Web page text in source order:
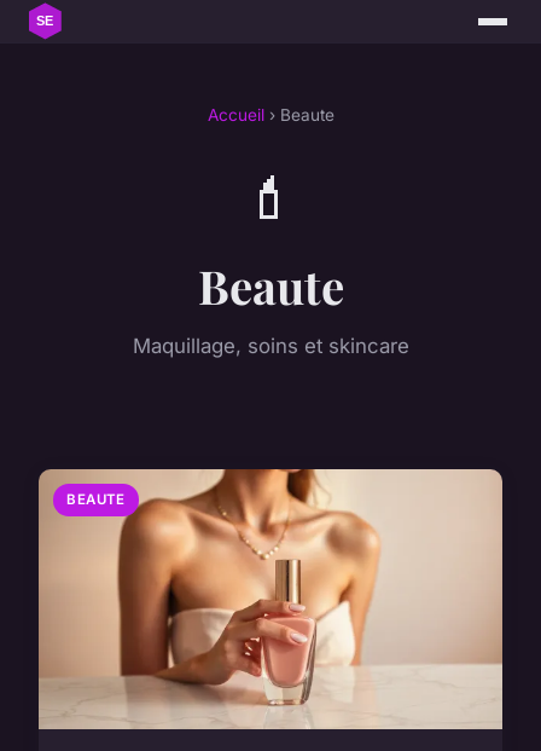
Accueil› Beaute
💄
Beaute
Maquillage, soins et skincare
BEAUTE